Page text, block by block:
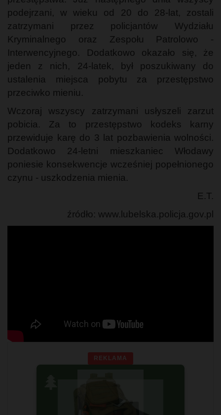
podejrzani, w wieku od 20 do 28-lat, zostali
zatrzymani przez policjantów Wydziału
Kryminalnego oraz Zespołu Patrolowo -
Interwencyjnego. Dodatkowo okazało się, że
jeden z nich, 24-latek, był poszukiwany do
ustalenia miejsca pobytu za przestępstwo
przeciwko mieniu.
Wczoraj wszyscy zatrzymani usłyszeli zarzut
pobicia. Za to przestępstwo kodeks karny
przewiduje karę do 3 lat pozbawienia wolności.
Dodatkowo 24-letni mieszkaniec Włodawy
poniesie konsekwencje wcześniej popełnionego
czynu - uszkodzenia mienia.
E.T.
źródło: www.lubelska.policja.gov.pl
REKLAMA